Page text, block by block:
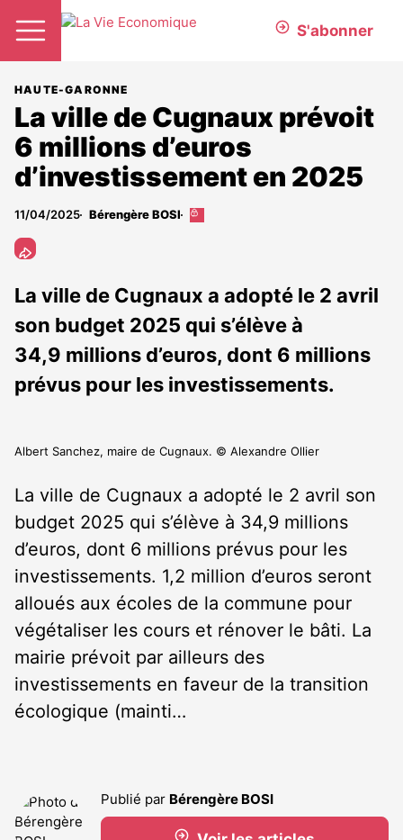
S'abonner
HAUTE-GARONNE
La ville de Cugnaux prévoit
6 millions d’euros
d’investissement en 2025
11/04/2025 Bérengère BOSI
Cet
abonnés
La ville de Cugnaux a adopté le 2 avril
son budget 2025 qui s’élève à
34,9 millions d’euros, dont 6 millions
prévus pour les investissements.
Albert Sanchez, maire de Cugnaux. © Alexandre Ollier
La ville de Cugnaux a adopté le 2 avril son
budget 2025 qui s’élève à 34,9 millions
d’euros, dont 6 millions prévus pour les
investissements. 1,2 million d’euros seront
alloués aux écoles de la commune pour
végétaliser les cours et rénover le bâti. La
mairie prévoit par ailleurs des
investissements en faveur de la transition
écologique (mainti…
Publié par Bérengère BOSI